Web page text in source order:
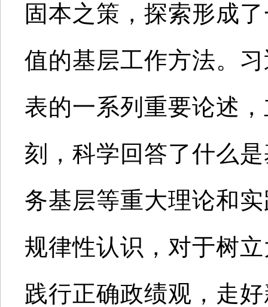
固本之策，探索形成
值的基层工作方法。
表的一系列重要论述
刻，科学回答了什么
务基层等重大理论和
规律性认识，对于树
践行正确政绩观，走